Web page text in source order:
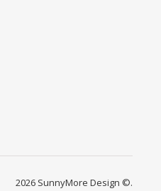
2026 SunnyMore Design ©.